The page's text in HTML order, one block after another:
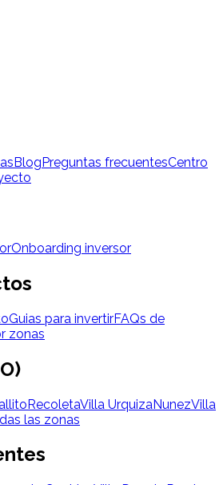
BlogPreguntas frecuentesCentro
Onboarding inversor
Guias para invertirFAQs de
zonas
RecoletaVilla UrquizaNunezVilla
las zonas